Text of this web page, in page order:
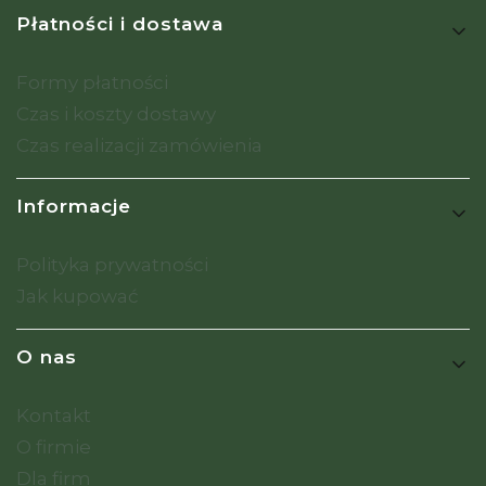
Płatności i dostawa
Formy płatności
Czas i koszty dostawy
Czas realizacji zamówienia
Informacje
Polityka prywatności
Jak kupować
O nas
Kontakt
O firmie
Dla firm